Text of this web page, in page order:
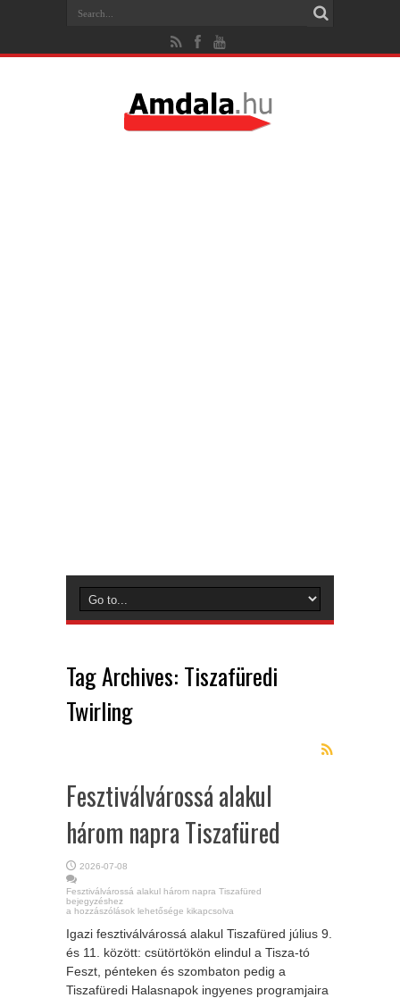
Tag Archives: Tiszafüredi
Twirling
Fesztiválvárossá alakul
három napra Tiszafüred
2026-07-08
Fesztiválvárossá alakul három napra Tiszafüred
bejegyzéshez
a hozzászólások lehetősége kikapcsolva
Igazi fesztiválvárossá alakul Tiszafüred július 9.
és 11. között: csütörtökön elindul a Tisza-tó
Feszt, pénteken és szombaton pedig a
Tiszafüredi Halasnapok ingyenes programjaira